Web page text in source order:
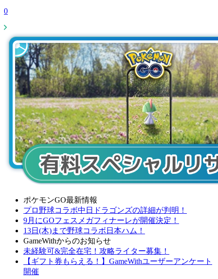
0
ポケモンGO最新情報
プロ野球コラボ中日ドラゴンズの詳細が判明！
9月にGOフェスメガフィナーレが開催決定！
13日(木)まで野球コラボ日本ハム！
GameWithからのお知らせ
未経験可&完全在宅！攻略ライター募集！
【ギフト券もらえる！】GameWithユーザーアンケート
開催